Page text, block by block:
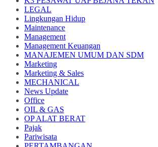
LEGAL
Lingkungan Hidup
Maintenance
Management
Management Keuangan
MANAJEMEN UMUM DAN SDM
Marketing
Marketing & Sales
MECHANICAL
News Update
Office
OIL & GAS
OP ALAT BERAT
Pajak
Pariwisata